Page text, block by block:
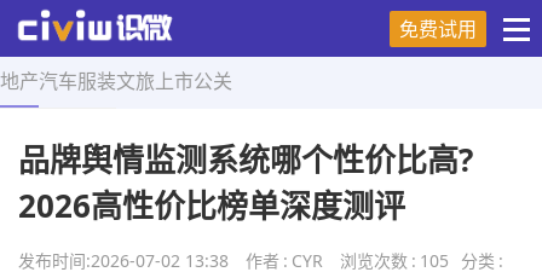
免费试用
地产汽车服装文旅 上市公关
首页 > 舆情导航 > 正文
品牌舆情监测系统哪个性价比高?
2026高性价比榜单深度测评
发布时间:2026-07-02 13:38 作者 : CYR 浏览次数 : 105 分类 :